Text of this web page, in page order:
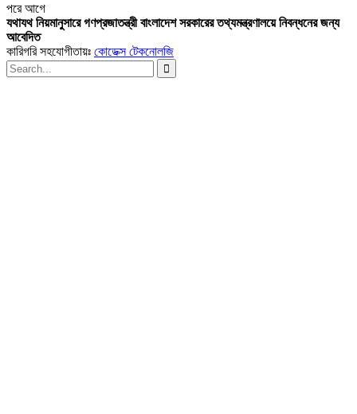
পরেআগে
যথাযথ নিয়মানুসারে গণপ্রজাতন্ত্রী বাংলাদেশ সরকারের তথ্যমন্ত্রণালয়ে নিবন্ধনের জন্য
আবেদিত
কারিগরি সহযোগীতায়ঃ কোডেক্স টেকনোলজি